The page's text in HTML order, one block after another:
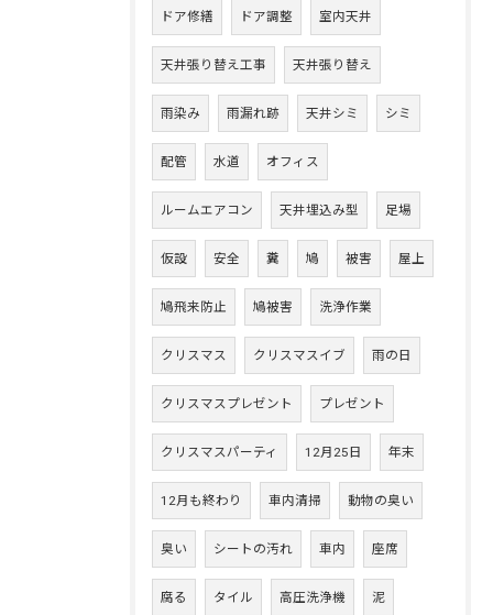
ドア修繕 ドア調整 室内天井
天井張り替え工事 天井張り替え
雨染み 雨漏れ跡 天井シミ シミ
配管 水道 オフィス
ルームエアコン 天井埋込み型 足場
仮設 安全 糞 鳩 被害 屋上
鳩飛来防止 鳩被害 洗浄作業
クリスマス クリスマスイブ 雨の日
クリスマスプレゼント プレゼント
クリスマスパーティ 12月25日 年末
12月も終わり 車内清掃 動物の臭い
臭い シートの汚れ 車内 座席
腐る タイル 高圧洗浄機 泥